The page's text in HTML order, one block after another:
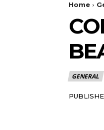
Home
GENERAL